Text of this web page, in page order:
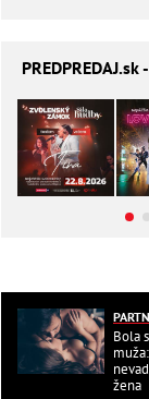
PREDPREDAJ.sk
Bola
žena